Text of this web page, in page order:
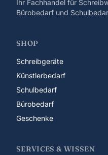
Ihr Fachhandel für
Bürobedarf und
SHOP
Schreibgeräte
Künstlerbedarf
Schulbedarf
Bürobedarf
Geschenke
SERVICES & WISSEN